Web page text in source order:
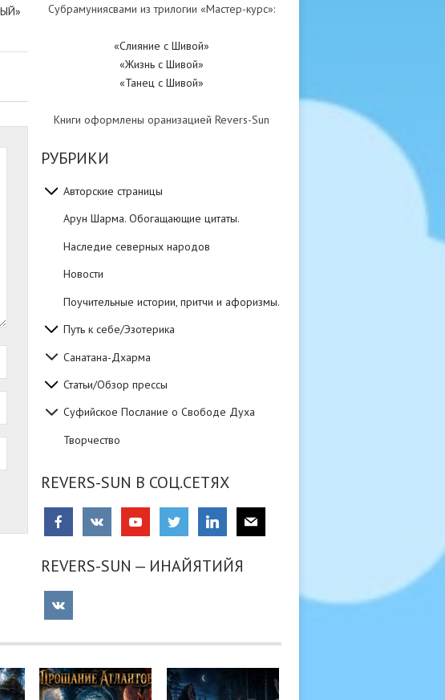
Субрамуниясвами из трилогии «Мастер-курс»:
«Слияние с Шивой»
«Жизнь с Шивой»
«Танец с Шивой»
Книги оформлены оранизацией Revers-Sun
РУБРИКИ
Авторские страницы
Арун Шарма. Обогащающие цитаты.
Наследие северных народов
Новости
Поучительные истории, притчи и афоризмы.
Путь к себе/Эзотерика
Санатана-Дхарма
Статьи/Обзор прессы
Суфийское Послание о Свободе Духа
Творчество
REVERS-SUN В СОЦ.СЕТЯХ
REVERS-SUN — ИНАЙЯТИЙЯ